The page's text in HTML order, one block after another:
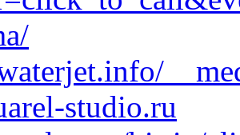
studio.ru